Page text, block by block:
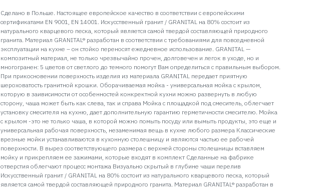
Сделано в Польше. Настоящее европейское качество в соответствии с европейскими
сертификатами EN 9001, EN 14001. Искусственный гранит / GRANITAL на 80% состоит из
натурального кварцевого песка, который является самой твердой составляющей природного
гранита. Материал GRANITAL® разработан в соответствии с требованиями для повседневной
эксплуатации на кухне – он стойко переносят ежедневное использование. GRANITAL —
композитный материал, не только чрезвычайно прочен, долговечен и легок в уходе, но и
многогранен: 5 цветов от светлого до темного помогут Вам определиться с правильным выбором.
При прикосновении поверхность изделия из материала GRANITAL передает приятную
шероховатость гранитной крошки. Оборачиваемая мойка - универсальная мойка с крылом,
которую в заивисимости от особенностей конкректной кухни можно развернуть в любую
сторону, чаша может быть как слева, так и справа Мойка с площадкой под смеситель, облегчает
установку смесителя на кухню, дает дополнительную гарантию герметичности смесителю. Мойка
с крылом -это не только чаша, в которой можно помыть посуду или вымыть продукты, это еще и
универсальная рабочая поверхность, незаменимая вещь в кухне любого размера Классические
врезные мойки устанавливаются в кухонную столешницу и являются частью ее рабочей
поверхности. В вырез соответствующего размера с верхней стороны столешницы вставляем
мойку и прикрепляем ее зажимами, которые входят в комплект Сделанные на фабрике
отверстия облегчают процесс монтажа Визуально скрытый в глубине чаши перелив
Искусственный гранит / GRANITAL на 80% состоит из натурального кварцевого песка, который
является самой твердой составляющей природного гранита. Материал GRANITAL® разработан в